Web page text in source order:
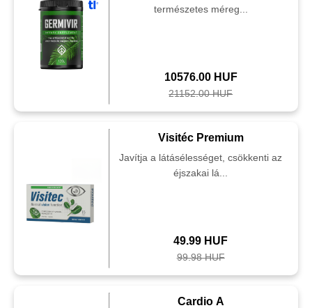
természetes méreg...
10576.00 HUF
21152.00 HUF
Visitéc Premium
Javítja a látásélességet, csökkenti az
éjszakai lá...
49.99 HUF
99.98 HUF
Cardio A